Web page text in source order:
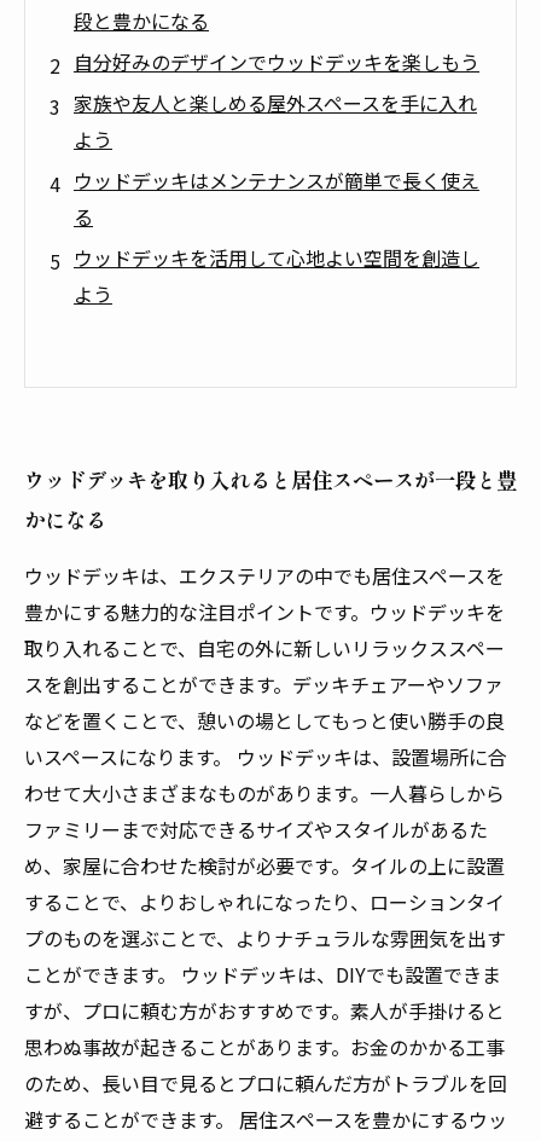
段と豊かになる
自分好みのデザインでウッドデッキを楽しもう
家族や友人と楽しめる屋外スペースを手に入れ
よう
ウッドデッキはメンテナンスが簡単で長く使え
る
ウッドデッキを活用して心地よい空間を創造し
よう
ウッドデッキを取り入れると居住スペースが一段と豊
かになる
ウッドデッキは、エクステリアの中でも居住スペースを
豊かにする魅力的な注目ポイントです。ウッドデッキを
取り入れることで、自宅の外に新しいリラックススペー
スを創出することができます。デッキチェアーやソファ
などを置くことで、憩いの場としてもっと使い勝手の良
いスペースになります。 ウッドデッキは、設置場所に合
わせて大小さまざまなものがあります。一人暮らしから
ファミリーまで対応できるサイズやスタイルがあるた
め、家屋に合わせた検討が必要です。タイルの上に設置
することで、よりおしゃれになったり、ローションタイ
プのものを選ぶことで、よりナチュラルな雰囲気を出す
ことができます。 ウッドデッキは、DIYでも設置できま
すが、プロに頼む方がおすすめです。素人が手掛けると
思わぬ事故が起きることがあります。お金のかかる工事
のため、長い目で見るとプロに頼んだ方がトラブルを回
避することができます。 居住スペースを豊かにするウッ